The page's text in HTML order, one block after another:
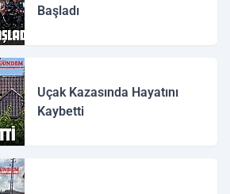
Başladı
Uçak Kazasında Hayatını
Kaybetti